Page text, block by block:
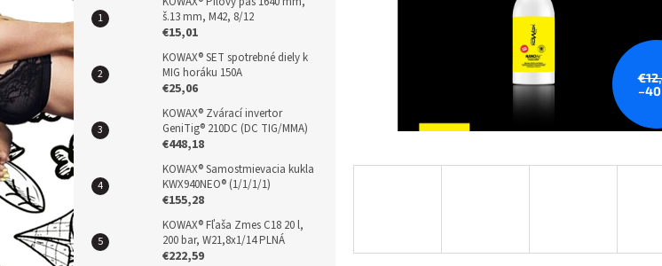
n
e
l
š.13 mm, M42, 8/12
€15,01
KOWAX® SET spotrebné diely k
MIG horáku 150A
€25,06
KOWAX® Zvárací invertor
GeniTig® 210DC (DC TIG/MMA)
€448,18
KOWAX® Samostmievacia kukla
KWX940NEO® (1/1/1/1)
€155,28
KOWAX® Fľaša Zmes C18 20 l,
200 bar, W21,8x1/14 PLNÁ
€222,59